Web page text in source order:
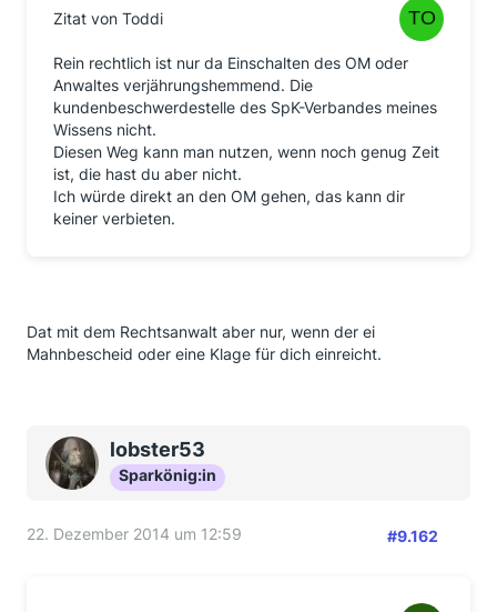
Zitat von Toddi
Rein rechtlich ist nur da Einschalten des OM oder
Anwaltes verjährungshemmend. Die
kundenbeschwerdestelle des SpK-Verbandes meines
Wissens nicht.
Diesen Weg kann man nutzen, wenn noch genug Zeit
ist, die hast du aber nicht.
Ich würde direkt an den OM gehen, das kann dir
keiner verbieten.
Dat mit dem Rechtsanwalt aber nur, wenn der ei
Mahnbescheid oder eine Klage für dich einreicht.
lobster53
Sparkönig:in
22. Dezember 2014 um 12:59 #9.162